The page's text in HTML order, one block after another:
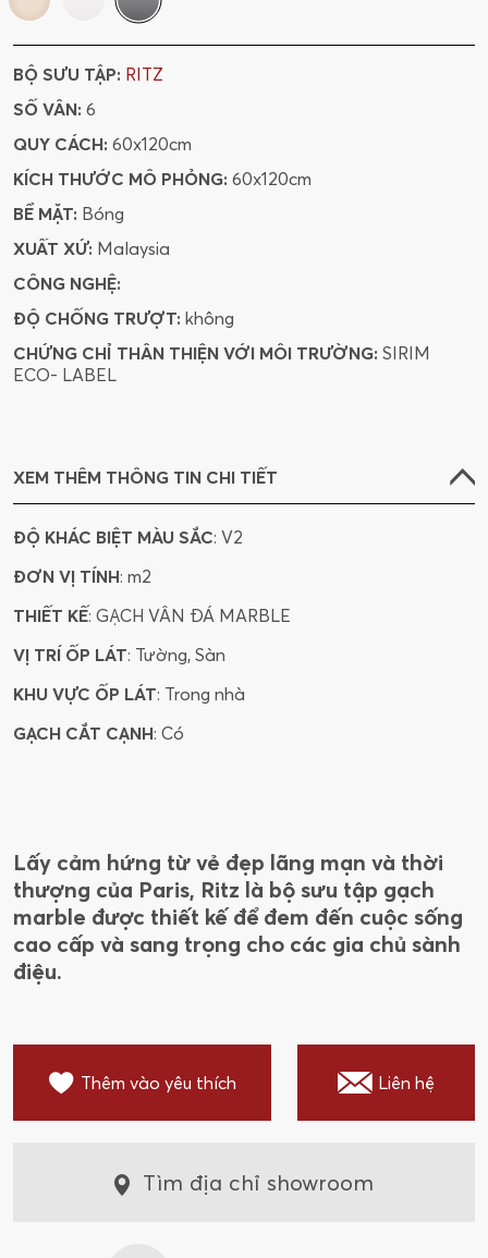
BỘ SƯU TẬP: RITZ
SỐ VÂN: 6
QUY CÁCH: 60x120cm
KÍCH THƯỚC MÔ PHỎNG: 60x120cm
BỀ MẶT: Bóng
XUẤT XỨ: Malaysia
CÔNG NGHỆ:
ĐỘ CHỐNG TRƯỢT: không
CHỨNG CHỈ THÂN THIỆN VỚI MÔI TRƯỜNG: SIRIM
ECO- LABEL
XEM THÊM THÔNG TIN CHI TIẾT
ĐỘ KHÁC BIỆT MÀU SẮC: V2
ĐƠN VỊ TÍNH: m2
THIẾT KẾ: GẠCH VÂN ĐÁ MARBLE
VỊ TRÍ ỐP LÁT: Tường, Sàn
KHU VỰC ỐP LÁT: Trong nhà
GẠCH CẮT CẠNH: Có
Lấy cảm hứng từ vẻ đẹp lãng mạn và thời
thượng của Paris, Ritz là bộ sưu tập gạch
marble được thiết kế để đem đến cuộc sống
cao cấp và sang trọng cho các gia chủ sành
điệu.
Thêm vào yêu thích Liên hệ
Tìm địa chỉ showroom